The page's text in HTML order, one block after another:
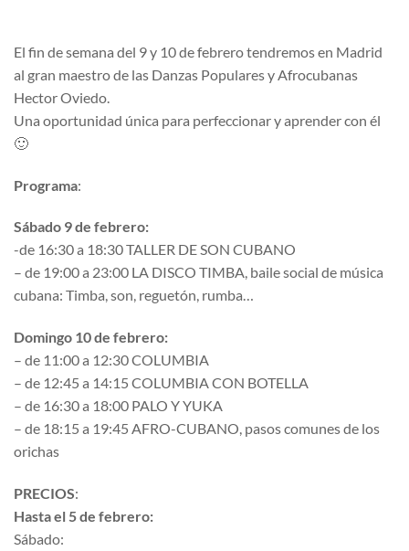
El fin de semana del 9 y 10 de febrero tendremos en Madrid
al gran maestro de las Danzas Populares y Afrocubanas
Hector Oviedo.
Una oportunidad única para perfeccionar y aprender con él
🙂
Programa:
Sábado 9 de febrero:
-de 16:30 a 18:30 TALLER DE SON CUBANO
– de 19:00 a 23:00 LA DISCO TIMBA, baile social de música
cubana: Timba, son, reguetón, rumba…
Domingo 10 de febrero:
– de 11:00 a 12:30 COLUMBIA
– de 12:45 a 14:15 COLUMBIA CON BOTELLA
– de 16:30 a 18:00 PALO Y YUKA
– de 18:15 a 19:45 AFRO-CUBANO, pasos comunes de los
orichas
PRECIOS:
Hasta el 5 de febrero:
Sábado: